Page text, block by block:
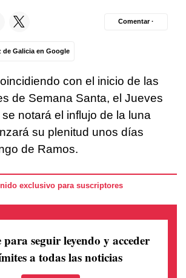
de Galicia en Google
Comentar ·
con el inicio de las
de Semana Santa, el Jueves
notará el influjo de la luna
su plenitud unos días
de Ramos.
exclusivo para suscriptores
para seguir leyendo y acceder
a todas las noticias